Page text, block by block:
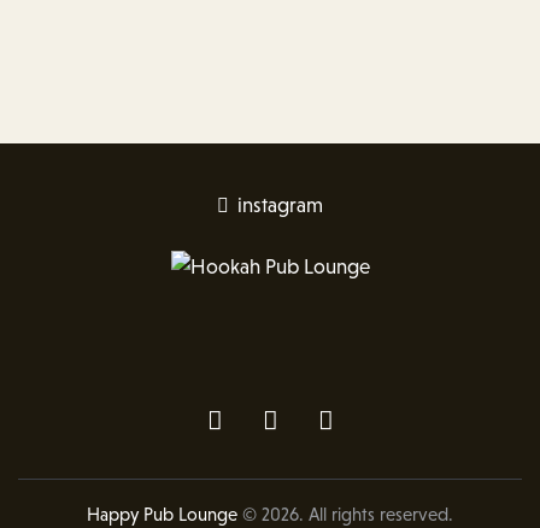
instagram
Happy Pub Lounge © 2026. All rights reserved.